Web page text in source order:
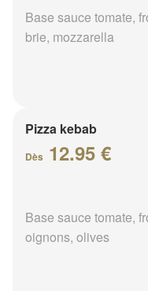
Base sauce tomate,
brie, mozzarella
Pizza kebab
Dès 12.95 €
Base sauce tomate,
oignons, olives